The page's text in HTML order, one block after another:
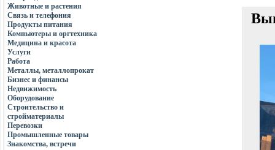
Животные и растения
Связь и телефония
Продукты питания
Компьютеры и оргтехника
Медицина и красота
Услуги
Работа
Металлы, металлопрокат
Бизнес и финансы
Недвижимость
Оборудование
Строительство и
стройматериалы
Перевозки
Промышленные товары
Знакомства, встречи